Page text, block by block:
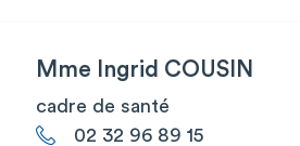
Mme Ingrid COUSIN
cadre de santé
02 32 96 89 15